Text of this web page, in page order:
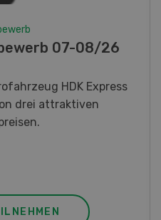
fünf LANDI